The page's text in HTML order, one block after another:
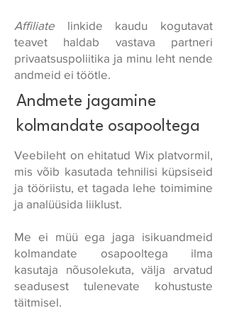
Affiliate linkide kaudu kogutavat
teavet haldab vastava partneri
privaatsuspoliitika ja minu leht nende
andmeid ei töötle.
Andmete jagamine
kolmandate osapooltega
Veebileht on ehitatud Wix platvormil,
mis võib kasutada tehnilisi küpsiseid
ja tööriistu, et tagada lehe toimimine
ja analüüsida liiklust.
Me ei müü ega jaga isikuandmeid
kolmandate osapooltega ilma
kasutaja nõusolekuta, välja arvatud
seadusest tulenevate kohustuste
täitmisel.